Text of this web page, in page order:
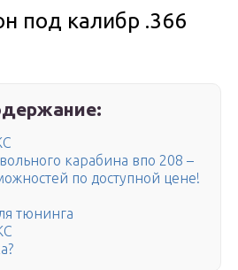
под калибр .366
карабина впо 208 –
по доступной цене!
тюнинга